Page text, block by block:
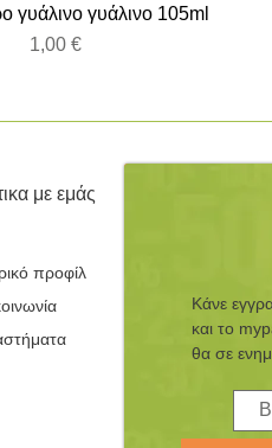
γυάλινο γυάλινο 105ml
Τιμή
1,00 €
με εμάς
προφίλ
Κάνε
και τo
θα σε